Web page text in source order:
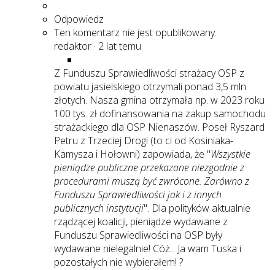
Odpowiedz
Ten komentarz nie jest opublikowany.
redaktor · 2 lat temu
Z Funduszu Sprawiedliwości strażacy OSP z
powiatu jasielskiego otrzymali ponad 3,5 mln
złotych. Nasza gmina otrzymała np. w 2023 roku
100 tys. zł dofinansowania na zakup samochodu
strażackiego dla OSP Nienaszów. Poseł Ryszard
Petru z Trzeciej Drogi (to ci od Kosiniaka-
Kamysza i Hołowni) zapowiada, że "Wszystkie
pieniądze publiczne przekazane niezgodnie z
procedurami muszą być zwrócone. Zarówno z
Funduszu Sprawiedliwości jak i z innych
publicznych instytucji". Dla polityków aktualnie
rządzącej koalicji, pieniądze wydawane z
Funduszu Sprawiedliwości na OSP były
wydawane nielegalnie! Cóż... Ja wam Tuska i
pozostałych nie wybierałem! ?